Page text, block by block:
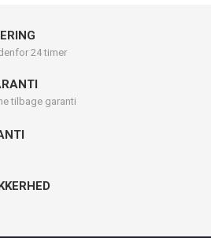
24 timer
tilbage garanti